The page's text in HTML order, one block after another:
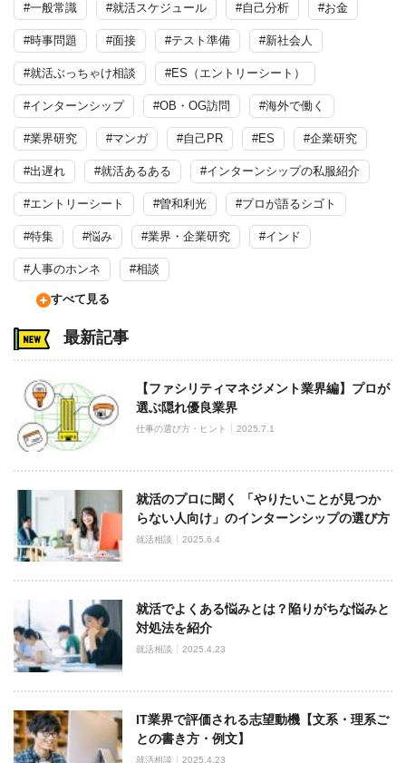
#一般常識 #就活スケジュール #自己分析 #お金
#時事問題 #面接 #テスト準備 #新社会人
#就活ぶっちゃけ相談 #ES（エントリーシート）
#インターンシップ #OB・OG訪問 #海外で働く
#業界研究 #マンガ #自己PR #ES #企業研究
#出遅れ #就活あるある #インターンシップの私服紹介
#エントリーシート #曽和利光 #プロが語るシゴト
#特集 #悩み #業界・企業研究 #インド
#人事のホンネ #相談
すべて見る
最新記事
【ファシリティマネジメント業界編】プロが
選ぶ隠れ優良業界
仕事の選び方・ヒント 2025.7.1
就活のプロに聞く 「やりたいことが見つか
らない人向け」のインターンシップの選び方
就活相談 2025.6.4
就活でよくある悩みとは？陥りがちな悩みと
対処法を紹介
就活相談 2025.4.23
IT業界で評価される志望動機【文系・理系ご
との書き方・例文】
就活相談 2025.4.23